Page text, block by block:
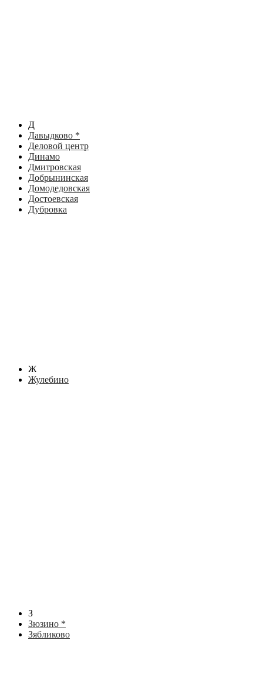
Д
Давыдково *
Деловой центр
Динамо
Дмитровская
Добрынинская
Домодедовская
Достоевская
Дубровка
Ж
Жулебино
З
Зюзино *
Зябликово